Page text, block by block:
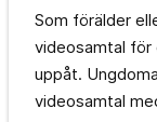
Som förälder
videosamtal för
uppåt.
videosamtal